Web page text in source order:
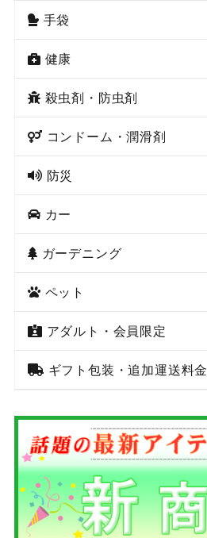
手袋
健康
殺虫剤・防虫剤
コンドーム・潤滑剤
防災
カー
ガーデニング
ペット
アダルト・会員限定
ギフト包装・追加運送料金